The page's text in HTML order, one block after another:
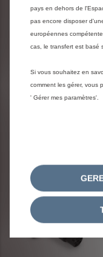
Sur la liste de favoris
N° pièce: 9846031480
AIRCROSS,
pays en dehors de
pas encore disposer
européennes
cas, le transfert est basé
Si vous souhaitez en
comment les gérer, vous
' Gérer mes paramètres'.